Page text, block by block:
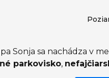
Sonja sa nachádza v
parkovisko,